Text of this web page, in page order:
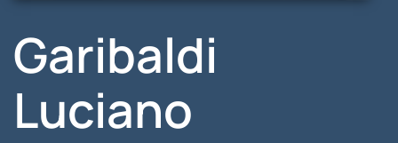
Garibaldi
Luciano